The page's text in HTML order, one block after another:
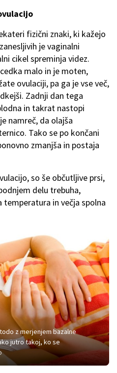
fizični znaki, ki kažejo
je vaginalni
cikel spreminja videz.
malo in je moten,
ovulaciji, pa ga je vse več,
Zadnji dan tega
in takrat nastopi
namreč, da olajša
Tako se po končani
zmanjša in postaja
so še občutljive prsi,
delu trebuha,
temperatura in večja spolna
z merjenjem bazalne
jutro takoj, ko se